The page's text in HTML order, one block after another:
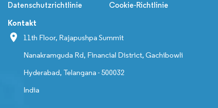
Datenschutzrichtlinie Cookie-Richtlinie
Kontakt
11th Floor, Rajapushpa Summit
Nanakramguda Rd, Financial District, Gachibowli
Hyderabad, Telangana - 500032
India